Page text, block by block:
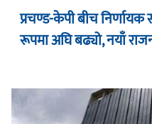
प्रचण्ड-केपी बीच
रूपमा अघि बढ्यो, नयाँ